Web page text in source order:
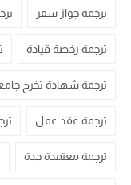
ترجمة جواز سفر
ترجمة رخصة قيادة
ترجمة شهادة تخرج
ترجمة عقد عمل
ترجمة معتمدة جدة